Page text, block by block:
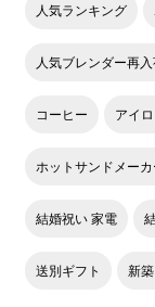
人気ランキング
人気ブレンダー再
コーヒー アイ
ホットサンドメーカ
結婚祝い 家電
送別ギフト 新